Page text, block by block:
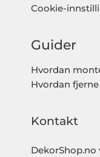
Cookie-
Guider
Hvordan
Hvordan
Kontakt
DekorShop.no